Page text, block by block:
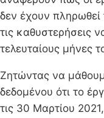
δεν έχουν πληρωθεί
τις καθυστερήσεις
τελευταίους μήνες
Ζητώντας να
δεδομένου ότι το
τις 30 Μαρτίου